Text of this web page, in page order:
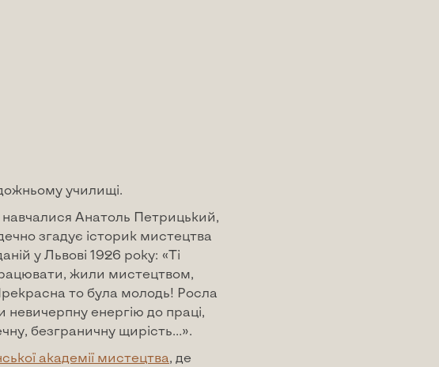
училищі.
Анатоль Петрицький,
згадує історик мистецтва
у Львові 1926 року: «Ті
жили мистецтвом,
то була молодь! Росла
енергію до праці,
безграничну щирість…».
академії мистецтва, де